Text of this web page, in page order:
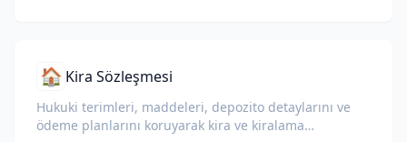
🏠 Kira Sözleşmesi
Hukuki terimleri, maddeleri, depozito detaylarını ve
ödeme planlarını koruyarak kira ve kiralama